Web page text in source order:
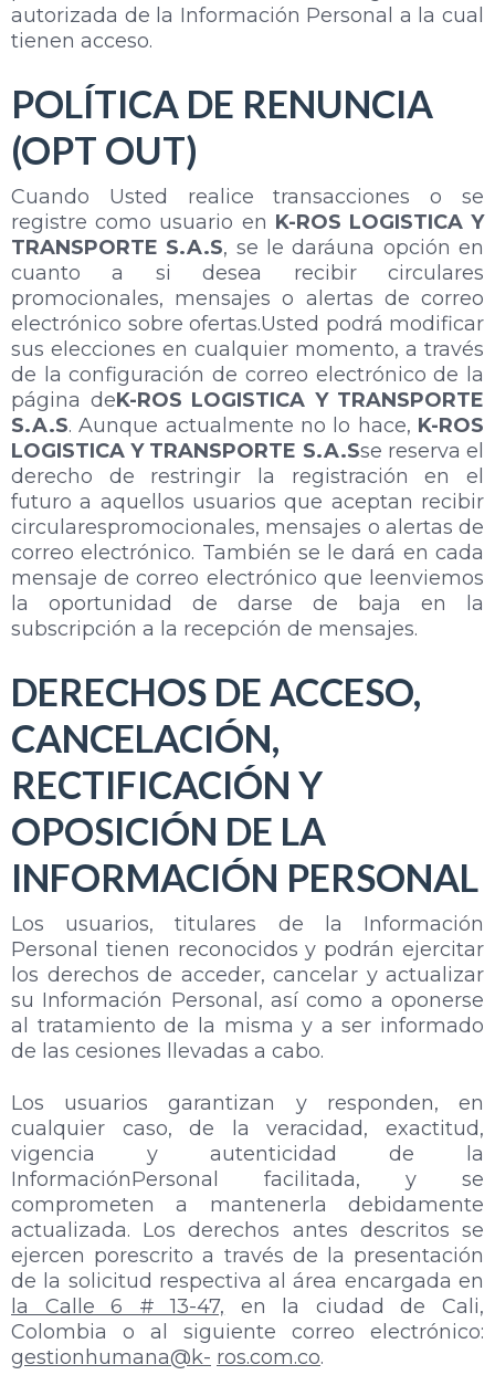
autorizada de la Información Personal a la cual
tienen acceso.
POLÍTICA DE RENUNCIA
(OPT OUT)
Cuando Usted realice transacciones o se
registre como usuario en K-ROS LOGISTICA Y
TRANSPORTE S.A.S, se le daráuna opción en
cuanto a si desea recibir circulares
promocionales, mensajes o alertas de correo
electrónico sobre ofertas.Usted podrá modificar
sus elecciones en cualquier momento, a través
de la configuración de correo electrónico de la
página deK-ROS LOGISTICA Y TRANSPORTE
S.A.S. Aunque actualmente no lo hace, K-ROS
LOGISTICA Y TRANSPORTE S.A.Sse reserva el
derecho de restringir la registración en el
futuro a aquellos usuarios que aceptan recibir
circularespromocionales, mensajes o alertas de
correo electrónico. También se le dará en cada
mensaje de correo electrónico que leenviemos
la oportunidad de darse de baja en la
subscripción a la recepción de mensajes.
DERECHOS DE ACCESO,
CANCELACIÓN,
RECTIFICACIÓN Y
OPOSICIÓN DE LA
INFORMACIÓN PERSONAL
Los usuarios, titulares de la Información
Personal tienen reconocidos y podrán ejercitar
los derechos de acceder, cancelar y actualizar
su Información Personal, así como a oponerse
al tratamiento de la misma y a ser informado
de las cesiones llevadas a cabo.
Los usuarios garantizan y responden, en
cualquier caso, de la veracidad, exactitud,
vigencia y autenticidad de la
InformaciónPersonal facilitada, y se
comprometen a mantenerla debidamente
actualizada. Los derechos antes descritos se
ejercen porescrito a través de la presentación
de la solicitud respectiva al área encargada en
la Calle 6 # 13-47, en la ciudad de Cali,
Colombia o al siguiente correo electrónico:
gestionhumana@k- ros.com.co.